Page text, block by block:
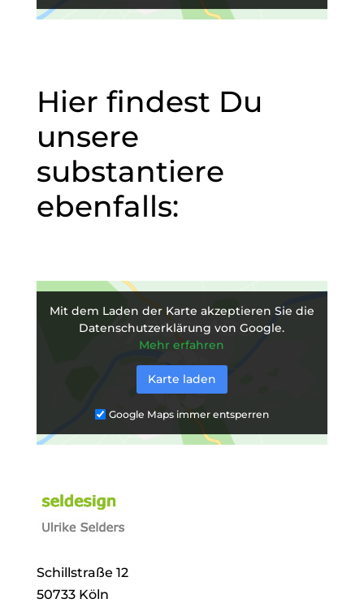
Hier findest Du
unsere
substantiere
ebenfalls:
Mit dem Laden der Karte akzeptieren Sie die
Datenschutzerklärung von Google.
Mehr erfahren
Karte laden
Google Maps immer entsperren
Schillstraße 12
50733 Köln